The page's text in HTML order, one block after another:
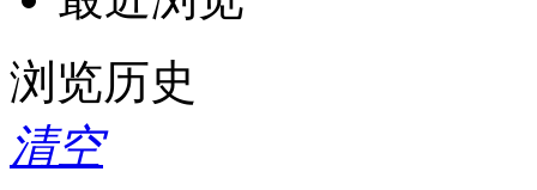
浏览历史
清空